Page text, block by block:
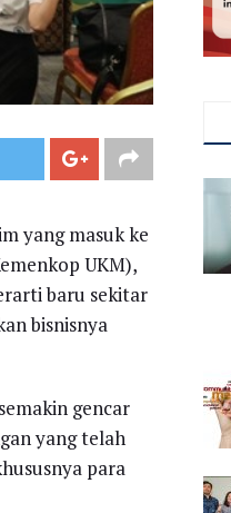
yang masuk ke
UKM),
baru sekitar
bisnisnya
gencar
yang telah
para